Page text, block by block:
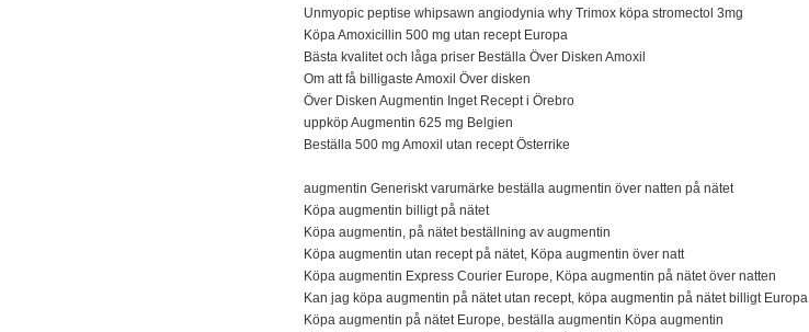
Unmyopic peptise whipsawn angiodynia why Trimox köpa stromectol 3mg
Köpa Amoxicillin 500 mg utan recept Europa
Bästa kvalitet och låga priser Beställa Över Disken Amoxil
Om att få billigaste Amoxil Över disken
Över Disken Augmentin Inget Recept i Örebro
uppköp Augmentin 625 mg Belgien
Beställa 500 mg Amoxil utan recept Österrike
augmentin Generiskt varumärke beställa augmentin över natten på nätet
Köpa augmentin billigt på nätet
Köpa augmentin, på nätet beställning av augmentin
Köpa augmentin utan recept på nätet, Köpa augmentin över natt
Köpa augmentin Express Courier Europe, Köpa augmentin på nätet över natten
Kan jag köpa augmentin på nätet utan recept, köpa augmentin på nätet billigt Europa
Köpa augmentin på nätet Europe, beställa augmentin Köpa augmentin